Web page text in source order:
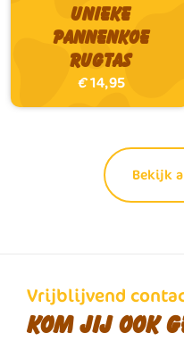
Unieke
Pannenkoe
Rugtas
€14,95
Bekijk
Vrijblijvend
Kom jij ook